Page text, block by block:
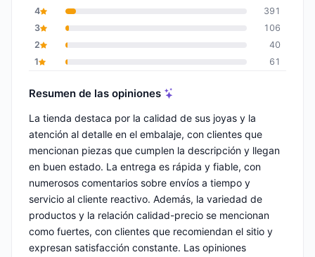
4
391
3
106
2
40
1
61
Resumen de las opiniones
La tienda destaca por la calidad de sus joyas y la
atención al detalle en el embalaje, con clientes que
mencionan piezas que cumplen la descripción y llegan
en buen estado. La entrega es rápida y fiable, con
numerosos comentarios sobre envíos a tiempo y
servicio al cliente reactivo. Además, la variedad de
productos y la relación calidad-precio se mencionan
como fuertes, con clientes que recomiendan el sitio y
expresan satisfacción constante. Las opiniones